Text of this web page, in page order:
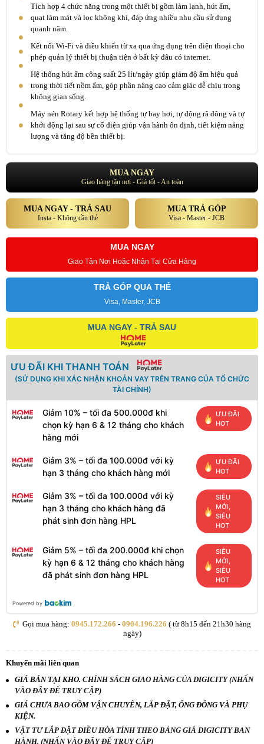
Tích hợp 4 chức năng trong một thiết bị gồm làm lạnh, hút ẩm,
quạt làm mát và lọc không khí, đáp ứng nhiều nhu cầu sử dụng
quanh năm.
Kết nối Wi-Fi và điều khiển từ xa qua ứng dụng trên điện thoại cho
phép quản lý thiết bị thuận tiện ở bất kỳ đâu có internet.
Hệ thống hút ẩm công suất 25 lít/ngày giúp giảm độ ẩm hiệu quả
trong thời tiết nồm ẩm, góp phần nâng cao cảm giác dễ chịu trong
không gian sống.
Máy nén Rotary kết hợp hệ thống tự bay hơi, tự động rã đông và tự
khởi động lại sau sự cố điện giúp vận hành ổn định, tiết kiệm năng
lượng và tăng độ bền thiết bị.
MUA NGAY
Giao hàng tận nơi - Giá tốt - An toàn
MUA NGAY - TRẢ SAU
Insta - Không cần thẻ
MUA TRẢ GÓP
Visa - Master - JCB
MUA NGAY
Giao Tận Nơi Hoặc Nhận Tại Cửa Hàng
TRẢ GÓP QUA THẺ
Visa, Master, JCB
MUA NGAY - TRẢ SAU
ƯU ĐÃI KHI THANH TOÁN
(SỬ DỤNG KHI XÁC NHẬN KHOẢN VAY TRÊN TRANG CỦA TỔ CHỨC
TÀI CHÍNH)
Giảm 10% – tối đa 500.000đ khi
chọn kỳ hạn 6 & 12 tháng cho khách
hàng mới
ƯU ĐÃI
HOT
Giảm 3% – tối đa 100.000đ với kỳ
hạn 3 tháng cho khách hàng mới
ƯU ĐÃI
HOT
Giảm 3% – tối đa 100.000đ với kỳ
hạn 3 tháng cho khách hàng đã
phát sinh đơn hàng HPL
SIÊU
MỚI,
SIÊU
HOT
Giảm 5% – tối đa 200.000đ khi chọn
kỳ hạn 6 & 12 tháng cho khách hàng
đã phát sinh đơn hàng HPL
SIÊU
MỚI,
SIÊU
HOT
Powered by
Gọi mua hàng: 0945.172.266 - 0904.196.226 ( từ 8h15 đến 21h30 hàng
ngày)
Khuyến mãi liên quan
GIÁ BÁN TẠI KHO. CHÍNH SÁCH GIAO HÀNG CỦA DIGICITY (NHẤN
VÀO ĐÂY ĐỂ TRUY CẬP)
GIÁ CHƯA BAO GỒM VẬN CHUYỂN, LẮP ĐẶT, ỐNG ĐỒNG VÀ PHỤ
KIỆN.
VẬT TƯ LẮP ĐẶT ĐIỀU HÒA TÍNH THEO BẢNG GIÁ DIGICITY BAN
HÀNH. (NHẤN VÀO ĐÂY ĐỂ TRUY CẬP)